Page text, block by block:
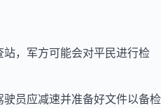
，军方可能会对平民进行检
员应减速并准备好文件以备检